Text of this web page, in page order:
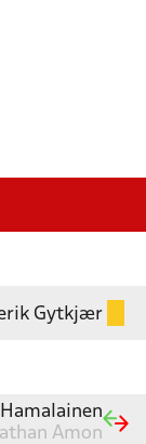
Gytkjær
Amon